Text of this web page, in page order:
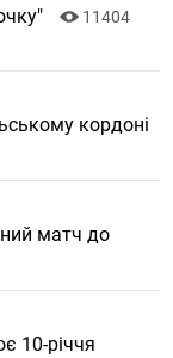
11404
кордоні
матч до
10-річчя